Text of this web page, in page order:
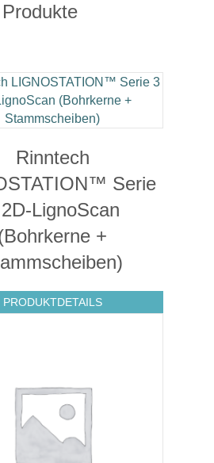
Rinntech
Serie
LignoScan
+
PRODUKTDETAILS